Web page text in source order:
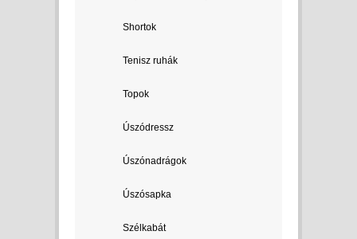
Shortok
Tenisz ruhák
Topok
Úszódressz
Úszónadrágok
Úszósapka
Szélkabát